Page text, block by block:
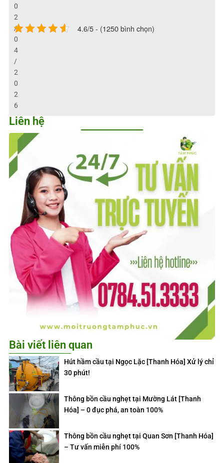
0
2
/
0
4
/
2
0
2
6
4.6/5 - (1250 bình chọn)
Liên hệ
Bài viết liên quan
Hút hầm cầu tại Ngọc Lặc [Thanh Hóa] Xử lý chỉ
30 phút!
Thông bồn cầu nghẹt tại Mường Lát [Thanh
Hóa] – 0 đục phá, an toàn 100%
Thông bồn cầu nghẹt tại Quan Sơn [Thanh Hóa]
– Tư vấn miễn phí 100%